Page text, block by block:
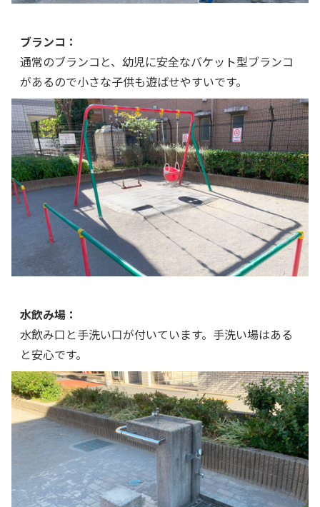
ブランコ：
通常のブランコと、幼児に安全なバケット型ブランコ
があるので小さな子供も遊ばせやすいです。
水飲み場：
水飲み口と手洗い口が付いています。手洗い場はある
と安心です。